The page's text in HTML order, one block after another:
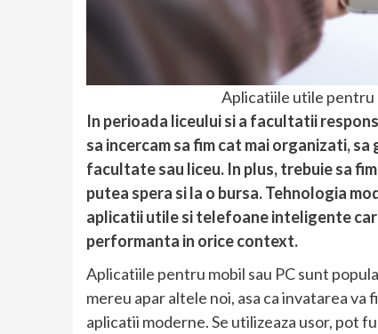
Aplicatiile utile pentru
In perioada liceului si a facultatii
sa incercam sa fim cat mai organizati,
facultate sau liceu. In plus, trebuie sa
putea spera si la o bursa. Tehnologia
aplicatii utile si telefoane inteligente
performanta in orice context.
Aplicatiile pentru mobil sau PC sunt
mereu apar altele noi, asa ca invatarea va
aplicatii moderne. Se utilizeaza usor, pot